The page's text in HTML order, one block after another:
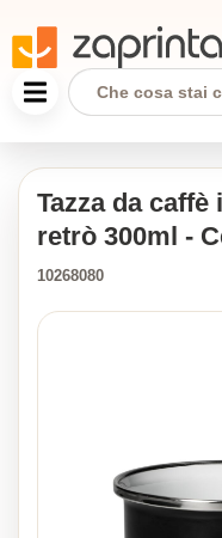
Tazza da
retrò 300ml -
10268080